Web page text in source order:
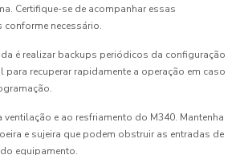
Certifique-se de acompanhar essas
necessário.
é realizar backups periódicos da configuração
para recuperar rapidamente a operação em caso
ventilação e ao resfriamento do M340. Mantenha
e sujeira que podem obstruir as entradas de
equipamento.